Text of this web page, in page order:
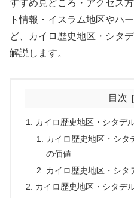
すすめ見どころ・アクセス
ト情報・イスラム地区やハ
ど、カイロ歴史地区・シタ
解説します。
目次
カイロ歴史地区・シタデ
カイロ歴史地区・シタ
の価値
カイロ歴史地区・シタ
カイロ歴史地区・シタデ